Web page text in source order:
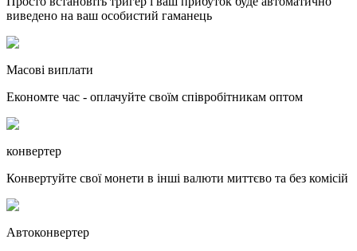
виведено на ваш особистий гаманець
Масові виплати
Економте час - оплачуйте своїм співробітникам оптом
конвертер
Конвертуйте свої монети в інші валюти миттєво та без комісій
Автоконвертер